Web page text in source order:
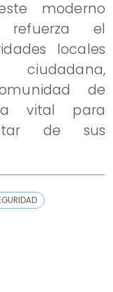
moderno
el
locales
de
vital para
de sus